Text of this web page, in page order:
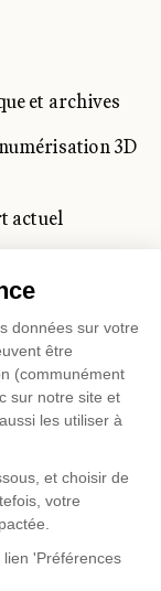
et archives
3D
actuel
du